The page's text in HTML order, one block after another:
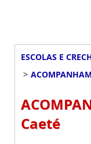
ESCOLAS E
>
Caeté